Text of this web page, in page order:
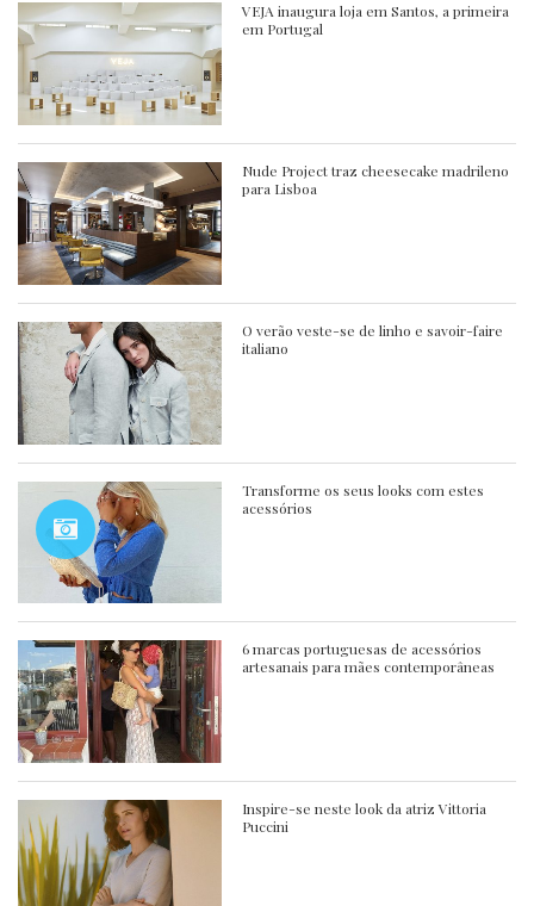
VEJA inaugura loja em Santos, a primeira
em Portugal
Nude Project traz cheesecake madrileno
para Lisboa
O verão veste-se de linho e savoir-faire
italiano
Transforme os seus looks com estes
acessórios
6 marcas portuguesas de acessórios
artesanais para mães contemporâneas
Inspire-se neste look da atriz Vittoria
Puccini